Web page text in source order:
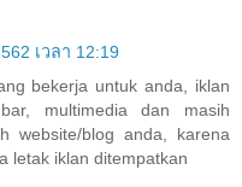
เวลา 12:19
bekerja untuk anda, iklan
multimedia dan masih
website/blog anda, karena
letak iklan ditempatkan